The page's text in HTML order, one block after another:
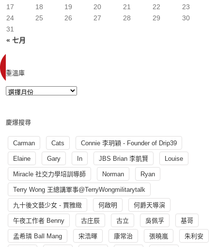
« 七月
17
18 19 20 21 22
23
24
25 26 27 28 29
30
31
重溫庫
慶爆搜尋
Carman Cats Connie 李玥穎 - Founder of Drip39
Elaine Gary In JBS Brian 李凱賢 Louise
Miracle 社交力學培訓導師 Norman Ryan
Terry Wong 王總講軍事@TerryWongmilitarytalk
九十後文藝少女 - 賈雅緻 何啟明 何爵天導演
午夜工作者 Benny 古庄辰 古立 吳佩孚 基哥
孟希璘 Ball Mang 宋浩暉 康常治 張曉嵐 朱利安